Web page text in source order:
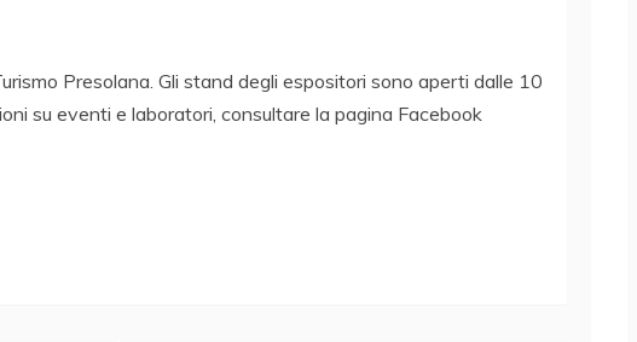
Presolana. Gli stand degli espositori sono aperti dalle 10
su eventi e laboratori, consultare la pagina Facebook